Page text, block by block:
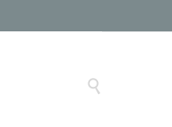
